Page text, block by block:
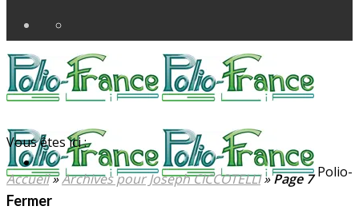
Polio-
Vous êtes ici :
Accueil»Archives pour Joseph CICCOTELLI»Page 7
Fermer